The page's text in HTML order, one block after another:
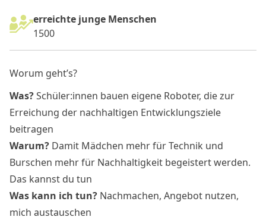
erreichte junge Menschen
1500
Worum geht’s?
Was?Schüler:innen bauen eigene Roboter, die zur
Erreichung der nachhaltigen Entwicklungsziele
beitragen
Warum? Damit Mädchen mehr für Technik und
Burschen mehr für Nachhaltigkeit begeistert werden.
Das kannst du tun
Was kann ich tun? Nachmachen, Angebot nutzen,
mich austauschen